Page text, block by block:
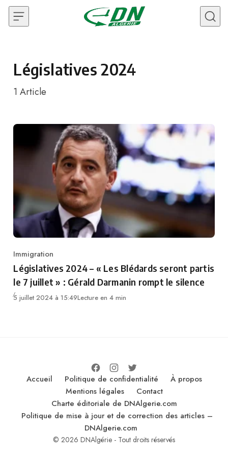
Skip to content
Législatives 2024
1 Article
Category
Immigration
Législatives 2024 – « Les Blédards seront partis
le 7 juillet » : Gérald Darmanin rompt le silence
5 juillet 2024 à 15:49Lecture en 4 min
Accueil Politique de confidentialité
À propos
Mentions légales
Contact
Charte éditoriale de DNAlgerie.com
Politique de mise à jour et de correction des articles –
DNAlgerie.com
© 2026 DNAlgérie - Tout droits réservés